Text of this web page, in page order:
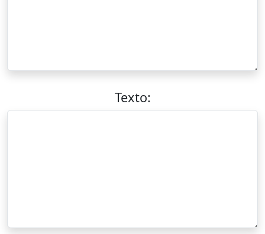
Texto: